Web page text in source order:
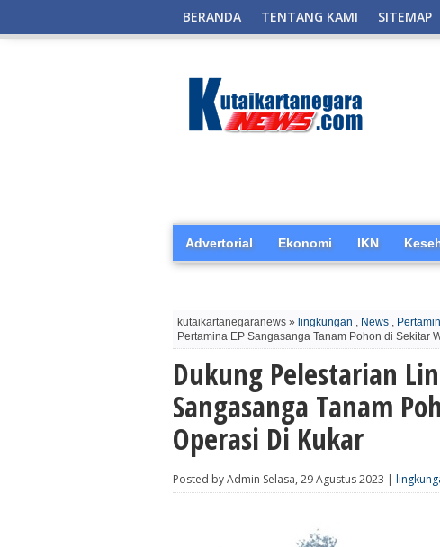
BERANDA TENTANG KAMI SITEMAP
Advertorial Ekonomi IKN
kutaikartanegaranews » lingkungan , News ,
Pertamina EP Sangasanga Tanam Pohon di Sekitar
Dukung Pelestarian
Sangasanga Tanam
Operasi Di Kukar
Posted by Admin Selasa, 29 Agustus 2023 |